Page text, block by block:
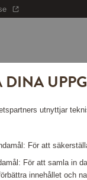
DINA
utnyttjar
För att
För att samla in
innehållet och